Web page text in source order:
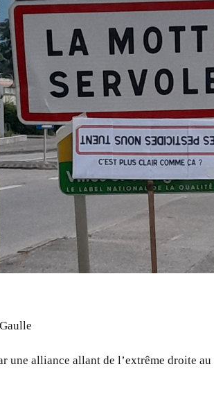
alliance allant de l’extrême droite